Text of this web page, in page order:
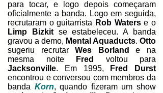
para tocar, e logo depois começaram
oficialmente a banda. Logo em seguida,
recrutaram o guitarrista Rob Waterse o
Limp Bizkitse estabeleceu. A banda
gravou a demo, Mental Aquaducts. Otto
sugeriu recrutarWes Borland
e na
mesma noiteFred
voltou para
Jacksonville. Em 1995,
Fred Durst
encontrou e conversou com membros da
banda Korn, quando fizeram um show